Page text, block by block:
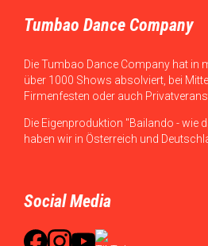
Tumbao Dance Company
Die Tumbao Dance Company hat in
über 1000 Shows absolviert, bei
Firmenfesten oder auch
Die Eigenproduktion "Bailando - wie
haben wir in Österreich und
Social Media